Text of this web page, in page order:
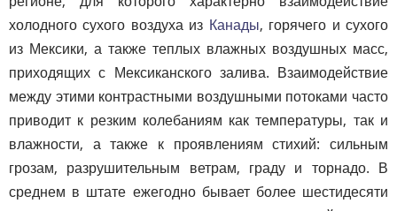
холодного сухого воздуха из Канады, горячего и сухого
из Мексики, а также теплых влажных воздушных масс,
приходящих с Мексиканского залива. Взаимодействие
между этими контрастными воздушными потоками часто
приводит к резким колебаниям как температуры, так и
влажности, а также к проявлениям стихий: сильным
грозам, разрушительным ветрам, граду и торнадо. В
среднем в штате ежегодно бывает более шестидесяти